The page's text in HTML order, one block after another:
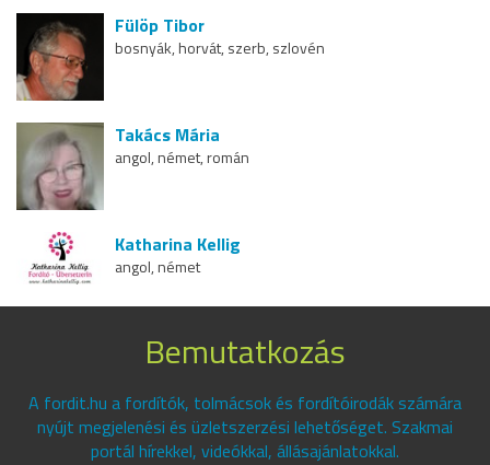
Fülöp Tibor
bosnyák, horvát, szerb, szlovén
Takács Mária
angol, német, román
Katharina Kellig
angol, német
Bemutatkozás
A fordit.hu a fordítók, tolmácsok és fordítóirodák számára
nyújt megjelenési és üzletszerzési lehetőséget. Szakmai
portál hírekkel, videókkal, állásajánlatokkal.